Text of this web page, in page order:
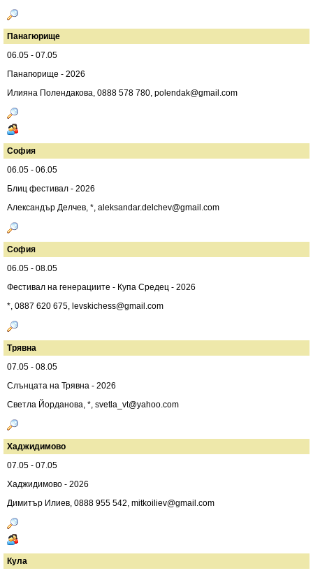
Панагюрище
06.05 - 07.05
Панагюрище - 2026
Илияна Полендакова, 0888 578 780, polendak@gmail.com
София
06.05 - 06.05
Блиц фестивал - 2026
Александър Делчев, *, aleksandar.delchev@gmail.com
София
06.05 - 08.05
Фестивал на генерациите - Купа Средец - 2026
*, 0887 620 675, levskichess@gmail.com
Трявна
07.05 - 08.05
Слънцата на Трявна - 2026
Светла Йорданова, *, svetla_vt@yahoo.com
Хаджидимово
07.05 - 07.05
Хаджидимово - 2026
Димитър Илиев, 0888 955 542, mitkoiliev@gmail.com
Кула